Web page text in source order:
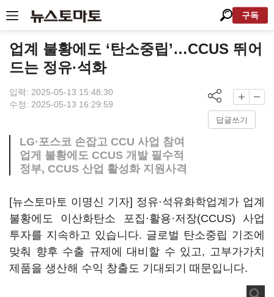
구독
업계 불황에도 ‘탄소중립’…CCUS 뛰어
드는 정유·석화
입력: 2025-05-13 15:48:30
수정: 2025-05-13 16:29:59
답글쓰기
LG·포스코 손잡고 CCU 사업 참여
업게 불황에도 CCUS 개발 필수적
정부, CCUS 산업 활성화 지원사격
[뉴스토마토 이명신 기자] 정유·석유화학업계가 업계
불황에도 이산화탄소 포집·활용·저장(CCUS) 사업
투자를 지속하고 있습니다. 글로벌 탄소중립 기조에
맞춰 향후 수출 규제에 대비할 수 있고, 고부가가치
제품을 생산해 수익 창출도 기대되기 때문입니다.